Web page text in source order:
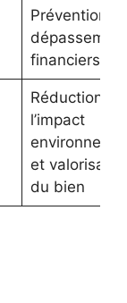
Prévention
financiers
Réduction de
l’impact
et
du bien